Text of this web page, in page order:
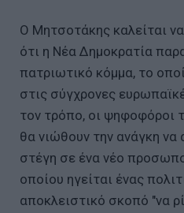
Ο Μητσοτάκης καλείται
ότι η Νέα Δημοκρατία
πατριωτικό κόμμα, το
στις σύγχρονες
τον τρόπο, οι ψηφοφόροι
θα νιώθουν την ανάγκη να
στέγη σε ένα νέο
οποίου ηγείται ένας
αποκλειστικό σκοπό "να